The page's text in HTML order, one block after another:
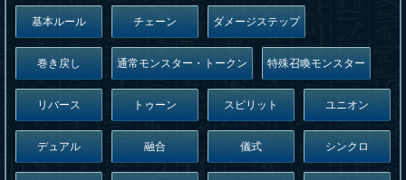
基本ルール チェーン ダメージステップ
巻き戻し 通常モンスター・トークン 特殊召喚モンスター
リバース トゥーン スピリット ユニオン
デュアル 融合 儀式 シンクロ